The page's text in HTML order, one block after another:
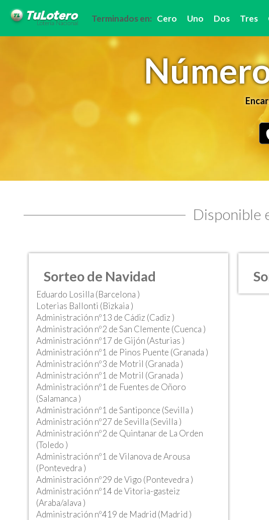
Terminados en: Cero Uno Dos Tres
Disponible
Sorteo de Navidad
Eduardo Losilla (Barcelona )
Loterias Ballonti (Bizkaia )
Administración nº13 de Cádiz (Cadiz )
Administración nº2 de San Clemente (Cuenca )
Administración nº17 de Gijón (Asturias )
Administración nº1 de Pinos Puente (Granada )
Administración nº3 de Motril (Granada )
Administración nº1 de Motril (Granada )
Administración nº1 de Fuentes de Oñoro
(Salamanca )
Administración nº1 de Santiponce (Sevilla )
Administración nº27 de Sevilla (Sevilla )
Administración nº2 de Quintanar de La Orden
(Toledo )
Administración nº1 de Vilanova de Arousa
(Pontevedra )
Administración nº29 de Vigo (Pontevedra )
Administración nº14 de Vitoria-gasteiz
(Araba/alava )
Administración nº419 de Madrid (Madrid )